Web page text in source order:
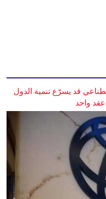
قد يسرّع تنمية الدول
عقد واحد